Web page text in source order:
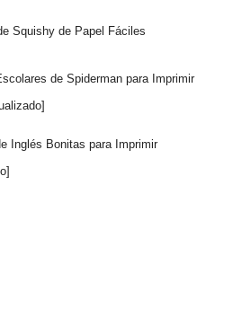
Squishy de Papel Fáciles
de Spiderman para Imprimir
Inglés Bonitas para Imprimir